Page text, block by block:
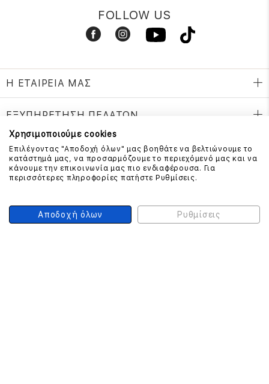
FOLLOW US
Η ΕΤΑΙΡΕΙΑ ΜΑΣ
ΕΞΥΠΗΡΕΤΗΣΗ ΠΕΛΑΤΩΝ
ΕΠΙΚΟΙΝΩΝΗΣΤΕ ΜΑΖΙ ΜΑΣ
210 999 4510
Χρησιμοποιούμε cookies
Επιλέγοντας "Αποδοχή όλων" μας βοηθάτε να βελτιώνουμε το
κατάστημά μας, να προσαρμόζουμε το περιεχόμενό μας και να
κάνουμε την επικοινωνία μας πιο ενδιαφέρουσα. Για
περισσότερες πληροφορίες πατήστε Ρυθμίσεις.
Αποδοχή όλων Ρυθμίσεις